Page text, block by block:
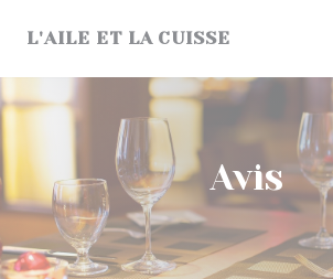
L'AILE ET LA CUISSE
Avis